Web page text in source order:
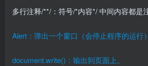
多行注释/**/：符号/*内容*/ 中间内容都是
Alert：弹出一个窗口（会停止程序的运行）
document.write()：输出到页面上。